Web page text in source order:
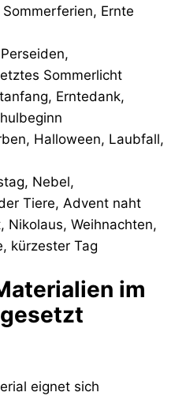
Ernte
Sommerlicht
Erntedank,
Halloween, Laubfall,
Nebel,
Tiere, Advent naht
Nikolaus, Weihnachten,
kürzester Tag
im
eignet sich